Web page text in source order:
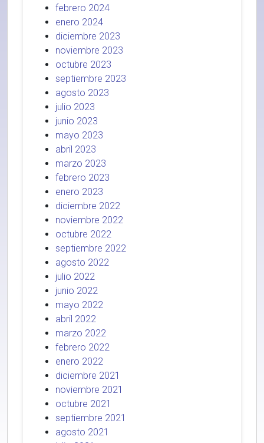
febrero 2024
enero 2024
diciembre 2023
noviembre 2023
octubre 2023
septiembre 2023
agosto 2023
julio 2023
junio 2023
mayo 2023
abril 2023
marzo 2023
febrero 2023
enero 2023
diciembre 2022
noviembre 2022
octubre 2022
septiembre 2022
agosto 2022
julio 2022
junio 2022
mayo 2022
abril 2022
marzo 2022
febrero 2022
enero 2022
diciembre 2021
noviembre 2021
octubre 2021
septiembre 2021
agosto 2021